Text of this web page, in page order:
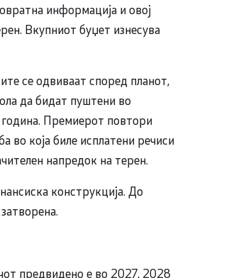
информација и овој
Вкупниот буџет изнесува
се одвиваат според планот,
да бидат пуштени во
Премиерот повтори
во која биле исплатени речиси
напредок на терен.
конструкција. До
предвидено е во 2027, 2028